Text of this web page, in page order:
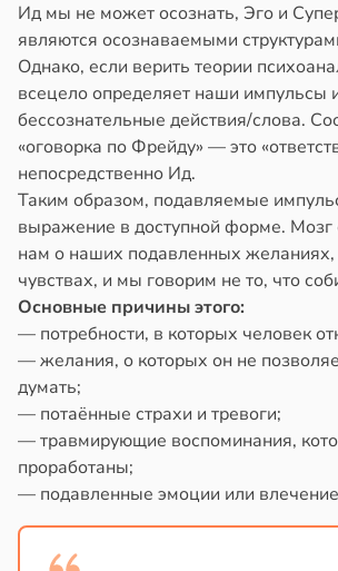
Ид мы не может осознать, Эго и
являются осознаваемыми
Однако, если верить теории
всецело определяет наши импульсы
бессознательные действия/слова.
«оговорка по Фрейду» — это
непосредственно Ид.
Таким образом, подавляемые
выражение в доступной форме. Мозг
нам о наших подавленных
чувствах, и мы говорим не то, что
Основные причины этого:
— потребности, в которых человек
— желания, о которых он не
думать;
— потаённые страхи и тревоги;
— травмирующие воспоминания,
проработаны;
— подавленные эмоции или